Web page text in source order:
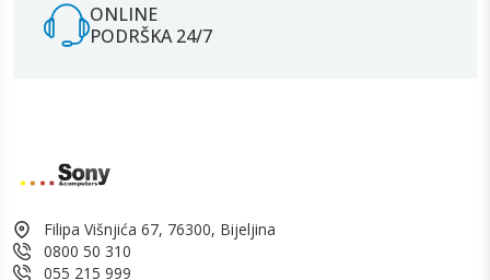
ONLINE
PODRŠKA 24/7
Filipa Višnjića 67, 76300, Bijeljina
0800 50 310
055 215 999